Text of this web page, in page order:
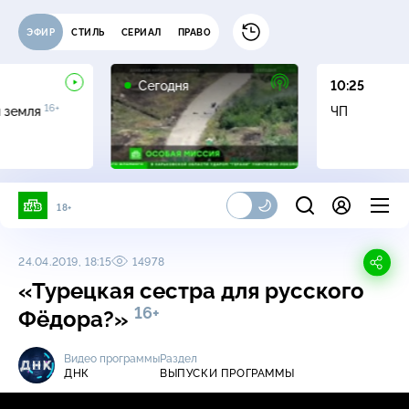
ЭФИР СТИЛЬ СЕРИАЛ ПРАВО
земля 16+
Сегодня
10:25
ЧП
18+
24.04.2019, 18:15 14978
«Турецкая сестра для русского
Фёдора?» 16+
Видео программы
ДНК
Раздел
ВЫПУСКИ ПРОГРАММЫ